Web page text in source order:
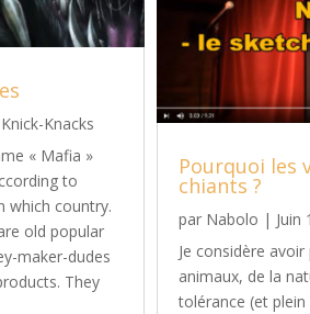
Knick-Knacks
« Mafia »
to
which country.
old popular
maker-dudes
They
Pourquoi les
chiants ?
par Nabolo | Juin
Je considère
animaux, de la
tolérance (et